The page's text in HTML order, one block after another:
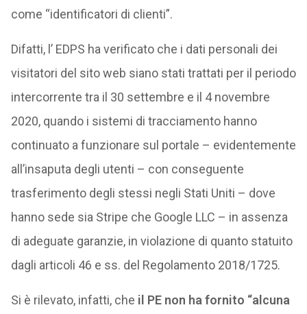
come “identificatori di clienti”.
Difatti, l’ EDPS ha verificato che i dati personali dei
visitatori del sito web siano stati trattati per il periodo
intercorrente tra il 30 settembre e il 4 novembre
2020, quando i sistemi di tracciamento hanno
continuato a funzionare sul portale – evidentemente
all’insaputa degli utenti – con conseguente
trasferimento degli stessi negli Stati Uniti – dove
hanno sede sia Stripe che Google LLC – in assenza
di adeguate garanzie, in violazione di quanto statuito
dagli articoli 46 e ss. del Regolamento 2018/1725.
Si è rilevato, infatti, che il PE non ha fornito “alcuna